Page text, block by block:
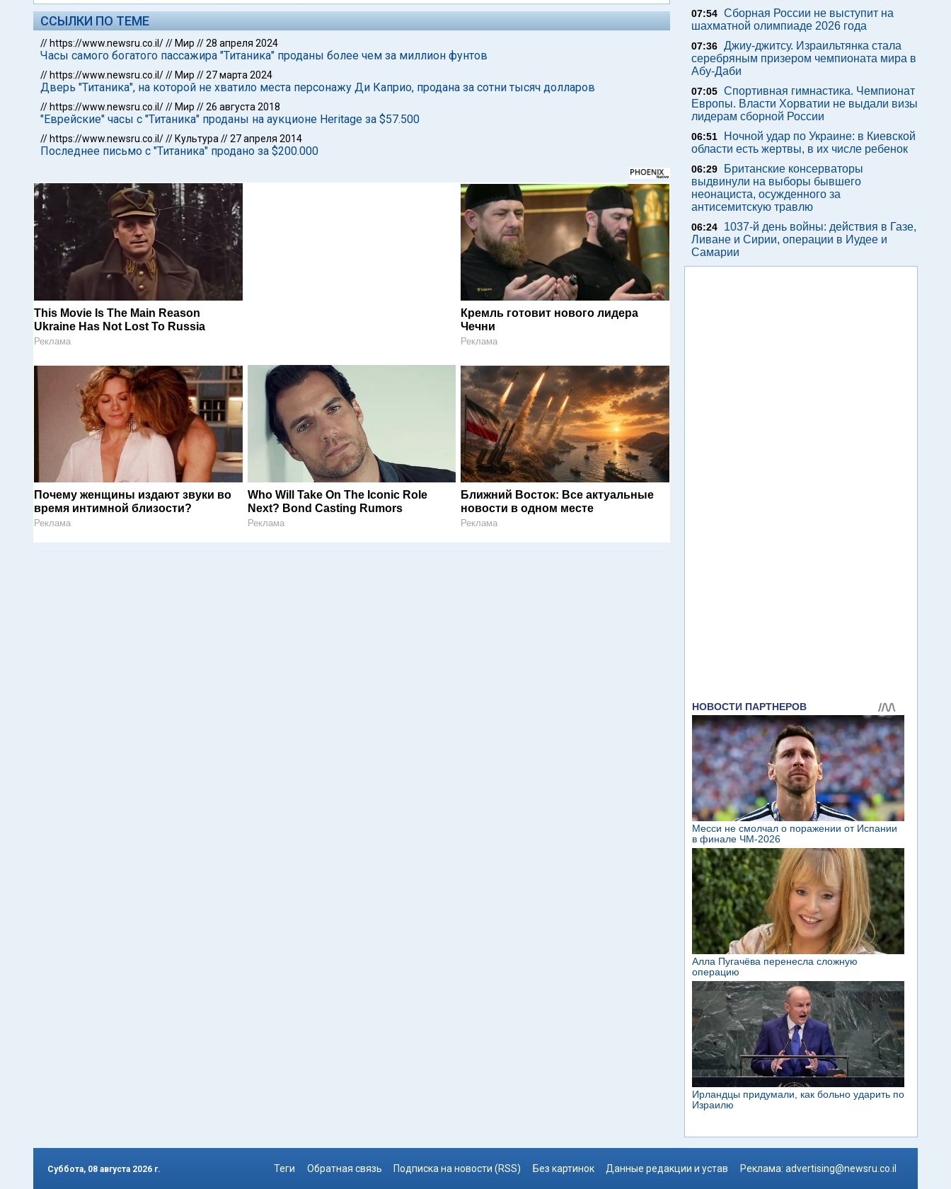
ССЫЛКИ ПО ТЕМЕ
// https://www.newsru.co.il/// Мир //28 апреля 2024
Часы самого богатого пассажира "Титаника" проданы более чем за миллион фунтов
// https://www.newsru.co.il/// Мир //27 марта 2024
Дверь "Титаника", на которой не хватило места персонажу Ди Каприо, продана за сотни тысяч долларов
// https://www.newsru.co.il/// Мир //26 августа 2018
"Еврейские" часы с "Титаника" проданы на аукционе Heritage за $57.500
// https://www.newsru.co.il/// Культура //27 апреля 2014
Последнее письмо с "Титаника" продано за $200.000
This Movie Is The Main Reason
Ukraine Has Not Lost To Russia
Реклама
Кремль готовит нового лидера
Чечни
Реклама
Почему женщины издают звуки во
время интимной близости?
Реклама
Who Will Take On The Iconic Role
Next? Bond Casting Rumors
Реклама
Ближний Восток: Все актуальные
новости в одном месте
Реклама
07:54 Сборная России не выступит на
шахматной олимпиаде 2026 года
07:36 Джиу-джитсу. Израильтянка стала
серебряным призером чемпионата мира в
Абу-Даби
07:05 Спортивная гимнастика. Чемпионат
Европы. Власти Хорватии не выдали визы
лидерам сборной России
06:51
Ночной удар по Украине: в Киевской
области есть жертвы, в их числе ребенок
06:29
Британские консерваторы
выдвинули на выборы бывшего
неонациста, осужденного за
антисемитскую травлю
06:24
1037-й день войны: действия в Газе,
Ливане и Сирии, операции в Иудее и
Самарии
Суббота, 08 августа 2026 г. Теги Обратная связь Подписка на новости (RSS) Без картинок Данные редакции и устав Реклама: advertising@newsru.co.il